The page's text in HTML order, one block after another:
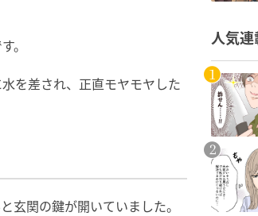
。
を差され、正直モヤモヤした
玄関の鍵が開いていました。
人気